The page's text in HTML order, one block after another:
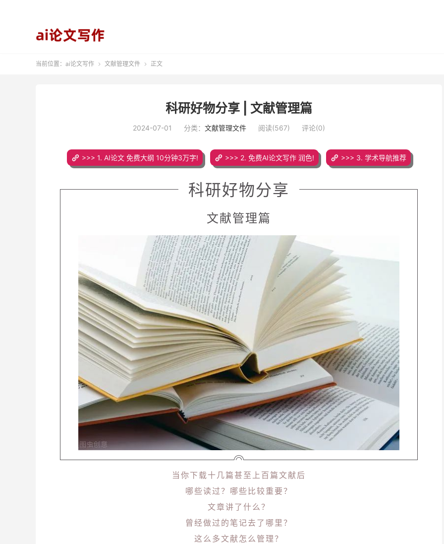
当前位置： ai论文写作  文献管理文件  正文
科研好物分享 | 文献管理篇
2024-07-01 分类： 文献管理文件 阅读(567) 评论(0)
>>> 1. AI论文 免费大纲 10分钟3万字! >>> 2. 免费AI论文写作 润色! >>> 3. 学术导航推荐
科研好物分享
文献管理篇
当你下载十几篇甚至上百篇文献后
哪些读过？哪些比较重要？
文章讲了什么？
曾经做过的笔记去了哪里？
这么多文献怎么管理？